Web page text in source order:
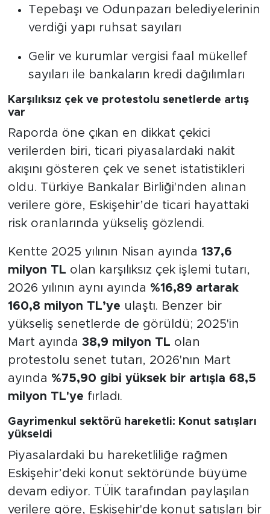
Tepebaşı ve Odunpazarı belediyelerinin
verdiği yapı ruhsat sayıları
Gelir ve kurumlar vergisi faal mükellef
sayıları ile bankaların kredi dağılımları
Karşılıksız çek ve protestolu senetlerde artış
var
Raporda öne çıkan en dikkat çekici
verilerden biri, ticari piyasalardaki nakit
akışını gösteren çek ve senet istatistikleri
oldu. Türkiye Bankalar Birliği'nden alınan
verilere göre, Eskişehir’de ticari hayattaki
risk oranlarında yükseliş gözlendi.
Kentte 2025 yılının Nisan ayında 137,6
milyon TL olan karşılıksız çek işlemi tutarı,
2026 yılının aynı ayında %16,89 artarak
160,8 milyon TL’ye ulaştı. Benzer bir
yükseliş senetlerde de görüldü; 2025'in
Mart ayında 38,9 milyon TL olan
protestolu senet tutarı, 2026'nın Mart
ayında %75,90 gibi yüksek bir artışla 68,5
milyon TL'ye fırladı.
Gayrimenkul sektörü hareketli: Konut satışları
yükseldi
Piyasalardaki bu hareketliliğe rağmen
Eskişehir’deki konut sektöründe büyüme
devam ediyor. TÜİK tarafından paylaşılan
verilere göre, Eskişehir'de konut satışları bir